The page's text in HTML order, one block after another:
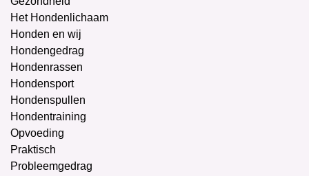
Het Hondenlichaam
Honden en wij
Hondengedrag
Hondenrassen
Hondensport
Hondenspullen
Hondentraining
Opvoeding
Praktisch
Probleemgedrag